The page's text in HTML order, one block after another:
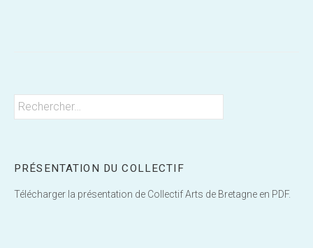
Rechercher :
PRÉSENTATION DU COLLECTIF
Télécharger la présentation de Collectif Arts de Bretagne en PDF.